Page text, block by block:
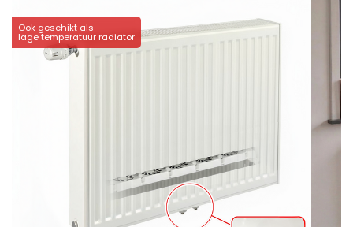
Ook geschikt als
lage temperatuur radiator